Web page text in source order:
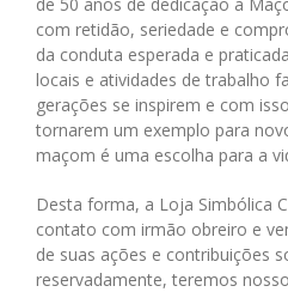
com retidão, seriedade e
da conduta esperada e
locais e atividades de trabalho
gerações se inspirem e com
tornarem um exemplo
maçom é uma escolha para a
Desta forma, a Loja Simbólica
contato com irmão obreiro e
de suas ações e contribuições
reservadamente, teremos